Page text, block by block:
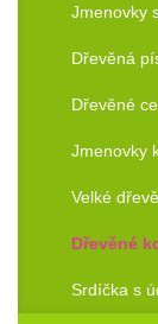
Jmenovky
Dřevěná
Dřevěné
Jmenovky
Velké
Dřevěné
Srdíčka s